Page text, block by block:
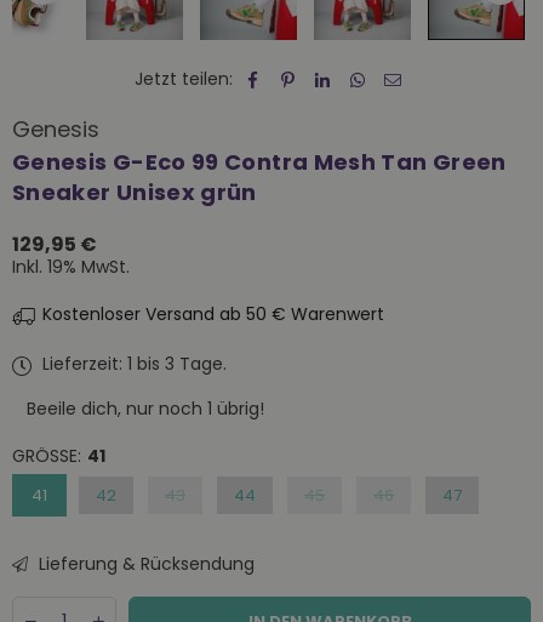
Jetzt teilen:
Genesis
Genesis G-Eco 99 Contra Mesh Tan Green
Sneaker Unisex grün
Normaler
Preis
129,95 €
Inkl. 19% MwSt.
Kostenloser Versand ab 50 € Warenwert
Lieferzeit: 1 bis 3 Tage.
Beeile dich, nur noch 1 übrig!
GRÖSSE: 41
41 42 43 44 45 46 47
Lieferung & Rücksendung